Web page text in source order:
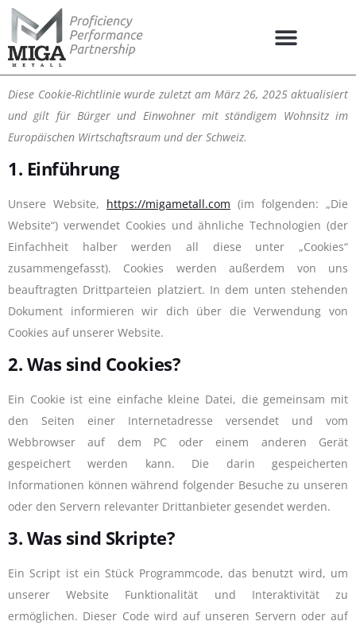
Diese Cookie-Richtlinie wurde zuletzt am März 26, 2025 aktualisiert
und gilt für Bürger und Einwohner mit ständigem Wohnsitz im
Europäischen Wirtschaftsraum und der Schweiz.
1. Einführung
Unsere Website, https://migametall.com (im folgenden: „Die
Website“) verwendet Cookies und ähnliche Technologien (der
Einfachheit halber werden all diese unter „Cookies“
zusammengefasst). Cookies werden außerdem von uns
beauftragten Drittparteien platziert. In dem unten stehenden
Dokument informieren wir dich über die Verwendung von
Cookies auf unserer Website.
2. Was sind Cookies?
Ein Cookie ist eine einfache kleine Datei, die gemeinsam mit
den Seiten einer Internetadresse versendet und vom
Webbrowser auf dem PC oder einem anderen Gerät
gespeichert werden kann. Die darin gespeicherten
Informationen können während folgender Besuche zu unseren
oder den Servern relevanter Drittanbieter gesendet werden.
3. Was sind Skripte?
Ein Script ist ein Stück Programmcode, das benutzt wird, um
unserer Website Funktionalität und Interaktivität zu
ermöglichen. Dieser Code wird auf unseren Servern oder auf